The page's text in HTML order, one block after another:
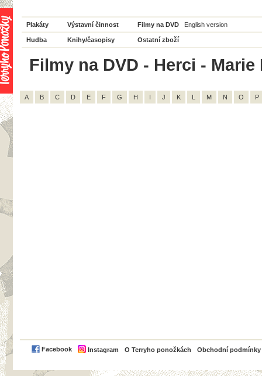
Plakáty Výstavní činnost Filmy na DVD English version
Hudba Knihy/časopisy Ostatní zboží
Filmy na DVD - Herci -
A B C D E F G H I J K L M N O P
Facebook Instagram O Terryho ponožkách Obchodní podmínky
PayPal